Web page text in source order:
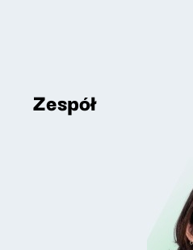
Zespół